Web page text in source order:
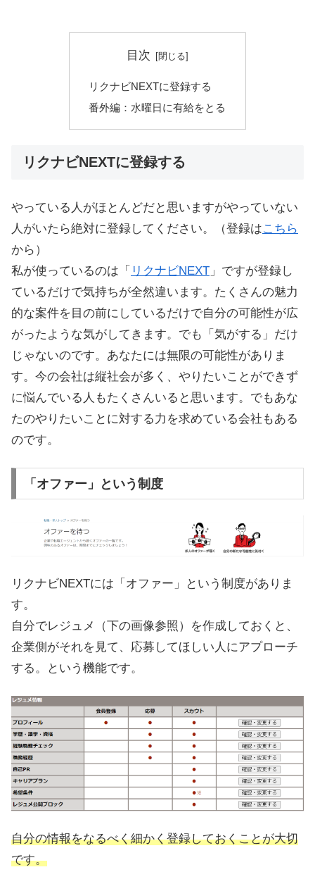
目次
リクナビNEXTに登録する
番外編：水曜日に有給をとる
リクナビNEXTに登録する
やっている人がほとんどだと思いますがやっていない
人がいたら絶対に登録してください。（登録はこちら
から）
私が使っているのは「 リクナビNEXT 」ですが登録し
ているだけで気持ちが全然違います。たくさんの魅力
的な案件を目の前にしているだけで自分の可能性が広
がったような気がしてきます。でも「気がする」だけ
じゃないのです。あなたには無限の可能性がありま
す。今の会社は縦社会が多く、やりたいことができず
に悩んでいる人もたくさんいると思います。でもあな
たのやりたいことに対する力を求めている会社もある
のです。
「オファー」という制度
リクナビNEXTには「オファー」という制度がありま
す。
自分でレジュメ（下の画像参照）を作成しておくと、
企業側がそれを見て、応募してほしい人にアプローチ
する。という機能です。
自分の情報をなるべく細かく登録しておくことが大切
です。